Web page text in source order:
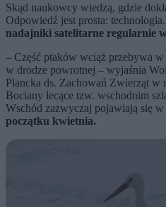
Skąd naukowcy wiedzą, gdzie
Odpowiedź jest prosta: technologia.
nadajniki satelitarne regularnie
– Część ptaków wciąż przebywa
w drodze powrotnej – wyjaśnia
Plancka ds. Zachowań Zwierząt w
Bociany lecące tzw. wschodnim
Wschód zazwyczaj pojawiają się w
początku kwietnia.